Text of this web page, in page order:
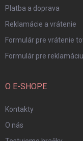
Platba a doprava
Reklamácie a vrátenie
Formulár pre vrátenie
Formulár pre
O E-SHOPE
Kontakty
O nás